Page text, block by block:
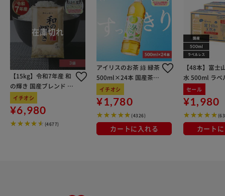
【15kg】令和7年産 和
の輝き 国産ブレンド 5
kg×3袋
イチオシ
¥6,980
(4677)
アイリスのお茶 綠 緑茶
500ml×24本 国産茶葉
100％使用
イチオシ
¥1,780
(4326)
カートに入れる
【48本】富士
水 500ml ラベ
セール
¥1,980
カート